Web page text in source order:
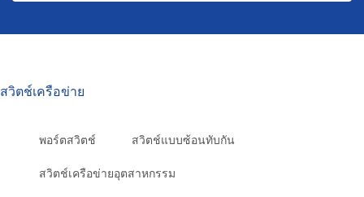
สวิตช์เครือข่าย
พอร์ตสวิตช์ สวิตช์แบบซ้อนทับกัน
สวิตช์เครือข่ายอุตสาหกรรม